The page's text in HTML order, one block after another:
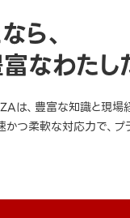
ら、
なわたし
は、豊富な知識と現場
つ柔軟な対応力で、プ